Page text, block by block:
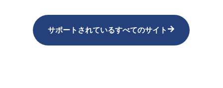
サポートされているすべてのサイト